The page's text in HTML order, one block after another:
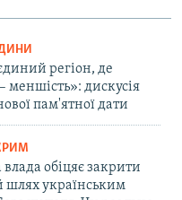
регіон, де
меншість»: дискусія
пам'ятної дати
влада обіцяє закрити
шлях українським